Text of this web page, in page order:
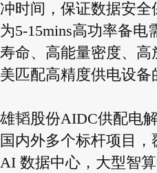
冲时间，保证数据安
为5-15mins高功率备电
寿命、高能量密度、
美匹配高精度供电设备
雄韬股份AIDC供配电
国内外多个标杆项目
AI 数据中心，大型智